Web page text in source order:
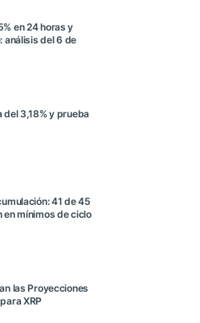
en 24 horas y
análisis del 6 de
3,18% y prueba
41 de 45
mínimos de ciclo
las Proyecciones
XRP